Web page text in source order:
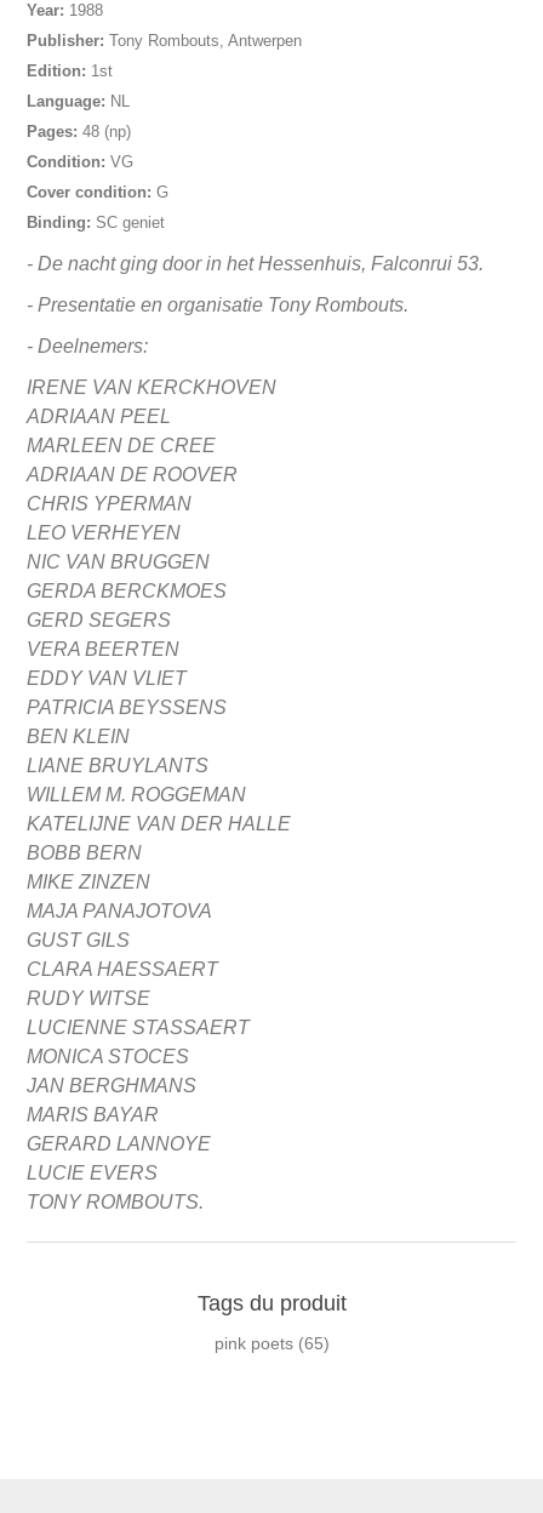
Year: 1988
Publisher: Tony Rombouts, Antwerpen
Edition: 1st
Language: NL
Pages: 48 (np)
Condition: VG
Cover condition: G
Binding: SC geniet
- De nacht ging door in het Hessenhuis, Falconrui 53.
- Presentatie en organisatie Tony Rombouts.
- Deelnemers:
IRENE VAN KERCKHOVEN
ADRIAAN PEEL
MARLEEN DE CREE
ADRIAAN DE ROOVER
CHRIS YPERMAN
LEO VERHEYEN
NIC VAN BRUGGEN
GERDA BERCKMOES
GERD SEGERS
VERA BEERTEN
EDDY VAN VLIET
PATRICIA BEYSSENS
BEN KLEIN
LIANE BRUYLANTS
WILLEM M. ROGGEMAN
KATELIJNE VAN DER HALLE
BOBB BERN
ΜΙΚΕ ZΙΝZΕΝ
MAJA PANAJOTOVA
GUST GILS
CLARA HAESSAERT
RUDY WITSE
LUCIENNE STASSAERT
MONICA STOCES
JAN BERGHMANS
MARIS BAYAR
GERARD LANNOYE
LUCIE EVERS
TONY ROMBOUTS.
Tags du produit
pink poets (65)